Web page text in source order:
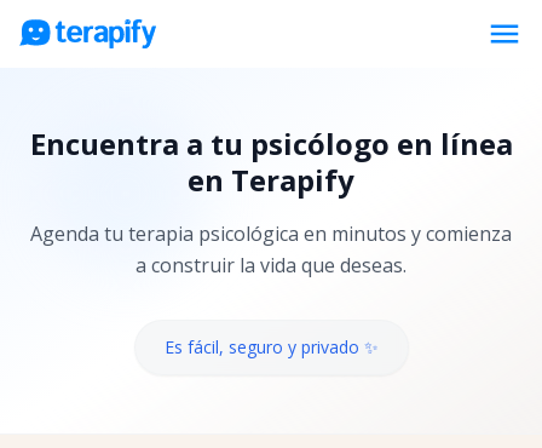
menu
Precios
Empresas
Preguntas frecuentes
Encuentra a tu psicólogo en línea
en Terapify
Agenda tu terapia psicológica en minutos y comienza
a construir la vida que deseas.
Es fácil, seguro y privado ✨